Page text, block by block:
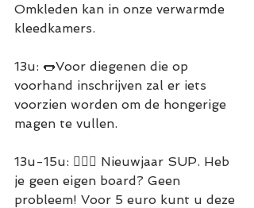
Omkleden kan in onze verwarmde
kleedkamers.
13u: 🌭Voor diegenen die op
voorhand inschrijven zal er iets
voorzien worden om de hongerige
magen te vullen.
13u-15u: 🏄🏻‍♂️ Nieuwjaar SUP. Heb
je geen eigen board? Geen
probleem! Voor 5 euro kunt u deze